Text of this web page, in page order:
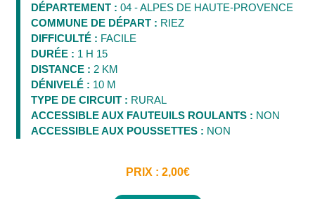
DÉPARTEMENT : 04 - ALPES DE HAUTE-PROVENCE
COMMUNE DE DÉPART : RIEZ
DIFFICULTÉ : FACILE
DURÉE : 1 H 15
DISTANCE : 2 KM
DÉNIVELÉ : 10 M
TYPE DE CIRCUIT : RURAL
ACCESSIBLE AUX FAUTEUILS ROULANTS : NON
ACCESSIBLE AUX POUSSETTES : NON
PRIX : 2,00€